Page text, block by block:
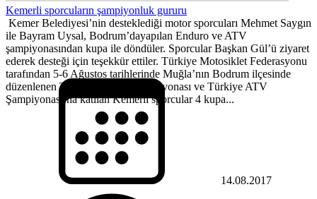
Kemerli sporcuların şampiyonluk gururu
Kemer Belediyesi’nin desteklediği motor sporcuları Mehmet Saygın
ile Bayram Uysal, Bodrum’dayapılan Enduro ve ATV
şampiyonasından kupa ile döndüler. Sporcular Başkan Gül’ü ziyaret
ederek desteği için teşekkür ettiler. Türkiye Motosiklet Federasyonu
tarafından 5-6 Ağustos tarihlerinde Muğla’nın Bodrum ilçesinde
düzenlenen Türkiye Enduro Şampiyonası ve Türkiye ATV
Şampiyonası’na katılan Kemerli sporcular 4 kupa...
14.08.2017